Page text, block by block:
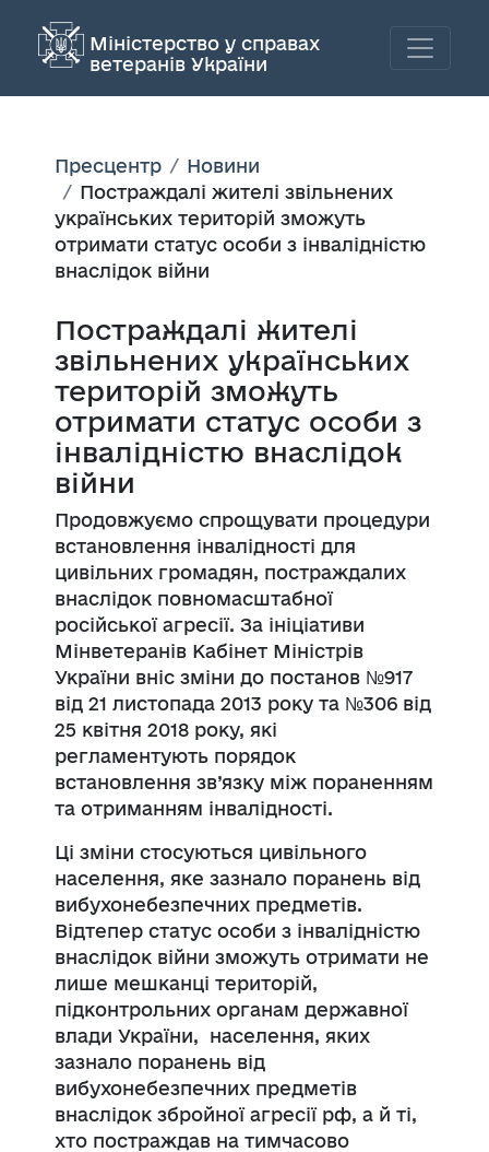
Міністерство у справах
ветеранів України
Пресцентр
Новини
Постраждалі жителі звільнених
українських територій зможуть
отримати статус особи з інвалідністю
внаслідок війни
Постраждалі жителі
звільнених українських
територій зможуть
отримати статус особи з
інвалідністю внаслідок
війни
Продовжуємо спрощувати процедури
встановлення інвалідності для
цивільних громадян, постраждалих
внаслідок повномасштабної
російської агресії. За ініціативи
Мінветеранів Кабінет Міністрів
України вніс зміни до постанов №917
від 21 листопада 2013 року та №306 від
25 квітня 2018 року, які
регламентують порядок
встановлення зв’язку між пораненням
та отриманням інвалідності.
Ці зміни стосуються цивільного
населення, яке зазнало поранень від
вибухонебезпечних предметів.
Відтепер статус особи з інвалідністю
внаслідок війни зможуть отримати не
лише мешканці територій,
підконтрольних органам державної
влади України, населення, яких
зазнало поранень від
вибухонебезпечних предметів
внаслідок збройної агресії рф, а й ті,
хто постраждав на тимчасово